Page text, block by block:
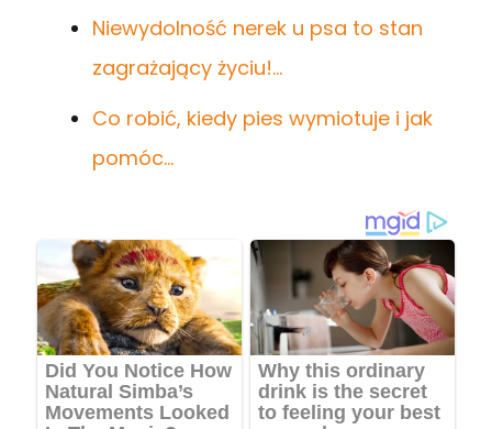
Niewydolność nerek u psa to stan
zagrażający życiu!…
Co robić, kiedy pies wymiotuje i jak
pomóc…